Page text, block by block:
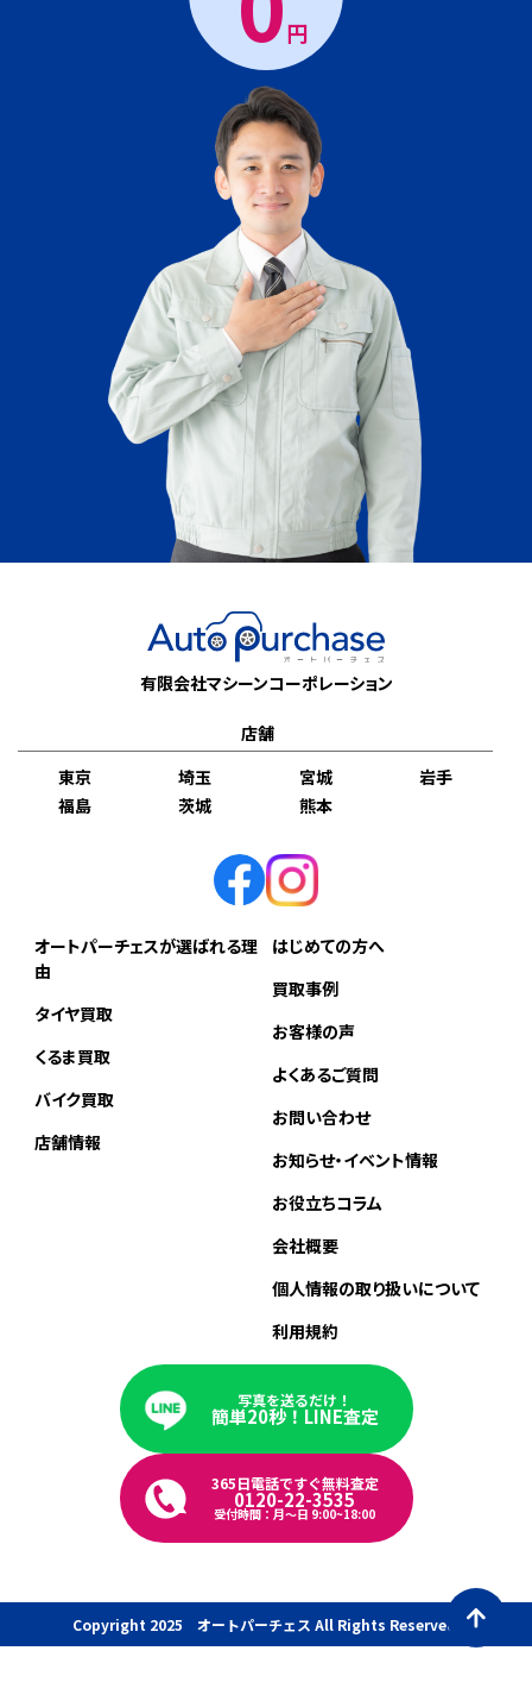
円
有限会社マシーンコーポレーション
店舗
東京
埼玉 宮城
岩手
福島
茨城 熊本
オートパーチェスが選ばれる理
由
タイヤ買取
くるま買取
バイク買取
店舗情報
はじめての方へ
買取事例
お客様の声
よくあるご質問
お問い合わせ
お知らせ・イベント情報
お役立ちコラム
会社概要
個人情報の取り扱いについて
利用規約
写真を送るだけ！
簡単20秒！LINE査定
365日電話ですぐ無料査定
0120-22-3535
受付時間：月〜日 9:00~18:00
Copyright 2025 オートパーチェス All Rights Reserved.